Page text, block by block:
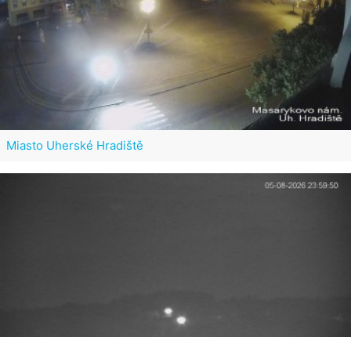
Miasto Uherské Hradiště